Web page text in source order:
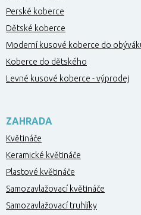
Perské koberce
Dětské koberce
Moderní kusové koberce do
Koberce do dětského
Levné kusové koberce - výprodej
ZAHRADA
Květináče
Keramické květináče
Plastové květináče
Samozavlažovací květináče
Samozavlažovací truhlíky